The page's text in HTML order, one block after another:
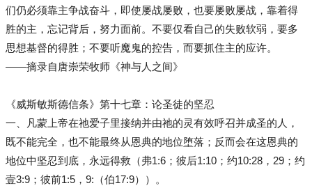
们仍必须靠主争战奋斗，即使屡战屡败，也要屡败屡战，靠着得
胜的主，忘记背后，努力面前。不要仅看自己的失败软弱，要多
思想基督的得胜；不要听魔鬼的控告，而要抓住主的应许。
——摘录自唐崇荣牧师《神与人之间》
《威斯敏斯德信条》第十七章：论圣徒的坚忍
一、凡蒙上帝在祂爱子里接纳并由祂的灵有效呼召并成圣的人，
既不能完全，也不能最终从恩典的地位堕落；反而会在这恩典的
地位中坚忍到底，永远得救（弗1:6；彼后1:10；约10:28，29；约
壹3:9；彼前1:5，9:（伯17:9））。